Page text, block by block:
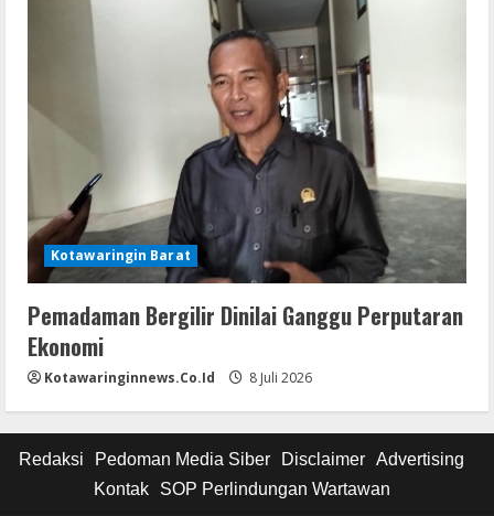
Kotawaringin Barat
Pemadaman Bergilir Dinilai Ganggu Perputaran
Ekonomi
Kotawaringinnews.co.id 8 Juli 2026
Redaksi Pedoman Media Siber Disclaimer Advertising
Kontak
SOP Perlindungan Wartawan